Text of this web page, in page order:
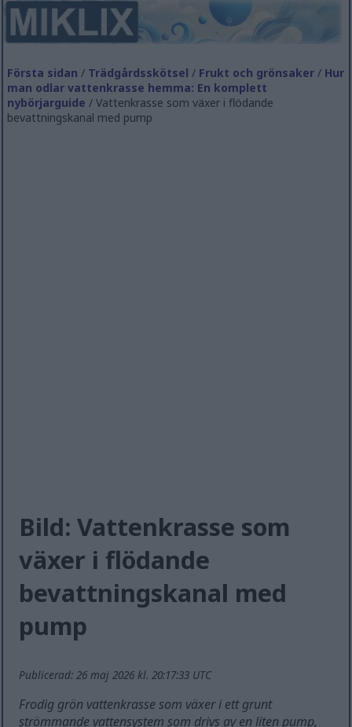
Första sidan / Trädgårdsskötsel / Frukt och grönsaker / Hur
man odlar vattenkrasse hemma: En komplett
nybörjarguide / Vattenkrasse som växer i flödande
bevattningskanal med pump
Bild: Vattenkrasse som
växer i flödande
bevattningskanal med
pump
Publicerad: 26 maj 2026 kl. 20:17:33 UTC
Frodig grön vattenkrasse som växer i ett grunt
strömmande vattensystem som drivs av en liten pump,